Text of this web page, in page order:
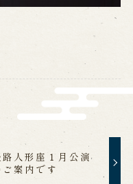
でお問い合わせ
路人形座１月公演
ご案内です